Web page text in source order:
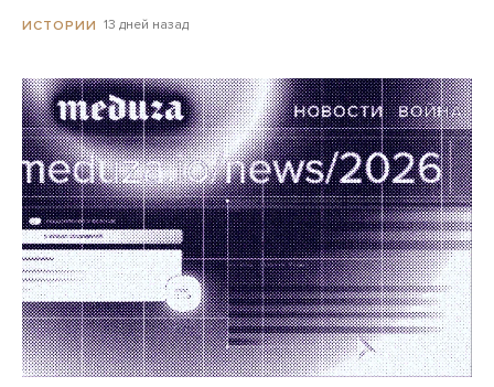
ИСТОРИИ 13 дней назад